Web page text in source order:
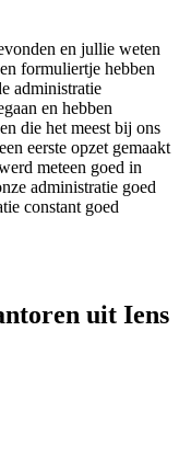
en jullie weten
formuliertje hebben
administratie
en hebben
die het meest bij ons
eerste opzet gemaakt
meteen goed in
administratie goed
constant goed
uit Iens